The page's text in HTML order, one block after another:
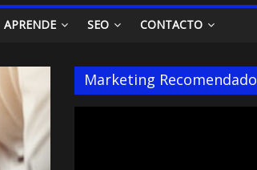
APRENDE SEO CONTACTO
Marketing Recomendado